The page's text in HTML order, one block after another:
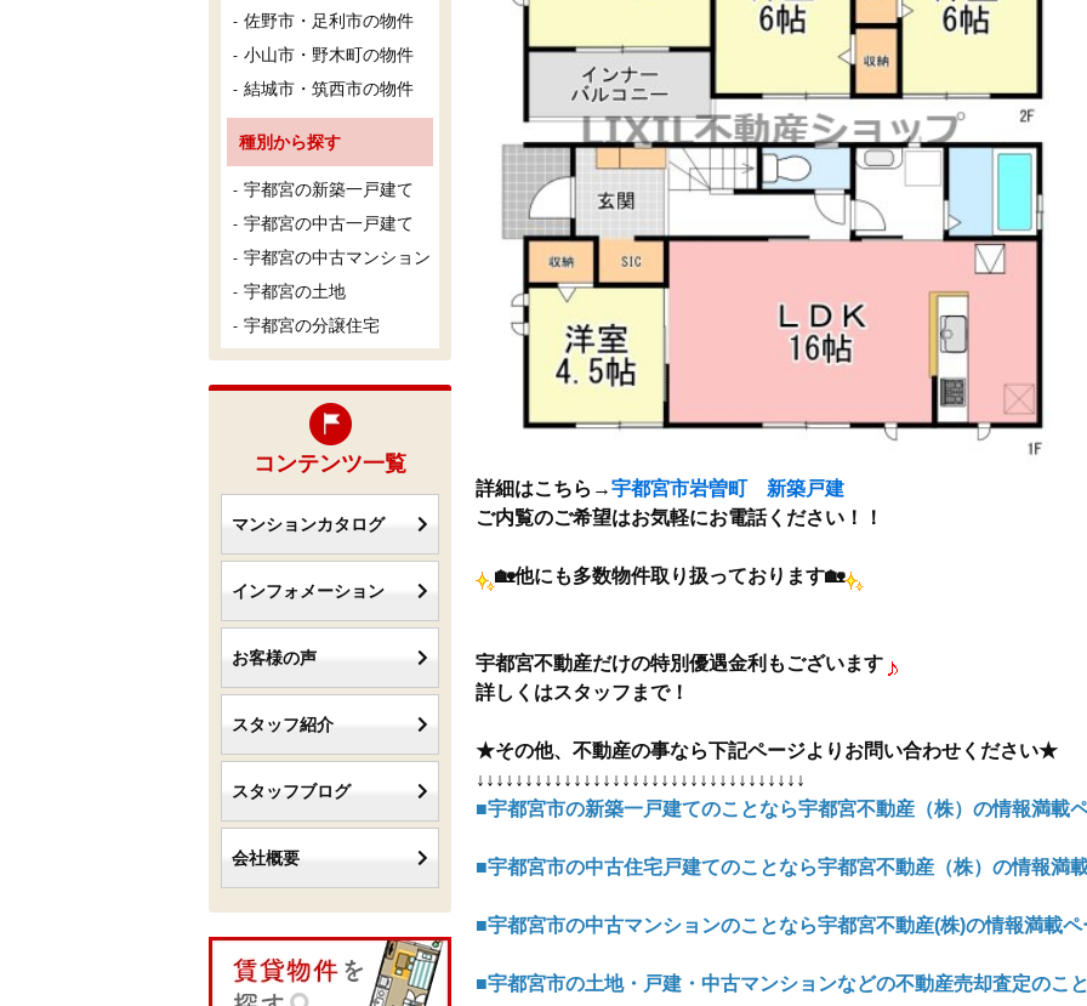
詳細はこちら→宇都宮市岩曽町 新築戸建
ご内覧のご希望はお気軽にお電話ください！！
🏡他にも多数物件取り扱っております🏡
宇都宮不動産だけの特別優遇金利もございます
詳しくはスタッフまで！
★その他、不動産の事なら下記ページよりお問い合わせください★
↓↓↓↓↓↓↓↓↓↓↓↓↓↓↓↓↓↓↓↓↓↓↓↓↓↓↓↓↓↓↓↓↓↓
■宇都宮市の新築一戸建てのことなら宇都宮不動産（株）の情報満載
■宇都宮市の中古住宅戸建てのことなら宇都宮不動産（株）の情報満
■宇都宮市の中古マンションのことなら宇都宮不動産(株)の情報満載ペ
■宇都宮市の土地・戸建・中古マンションなどの不動産売却査定のこ
佐野市・足利市の物件
小山市・野木町の物件
結城市・筑西市の物件
種別から探す
宇都宮の新築一戸建て
宇都宮の中古一戸建て
宇都宮の中古マンション
宇都宮の土地
宇都宮の分譲住宅
コンテンツ一覧
マンションカタログ
インフォメーション
お客様の声
スタッフ紹介
スタッフブログ
会社概要